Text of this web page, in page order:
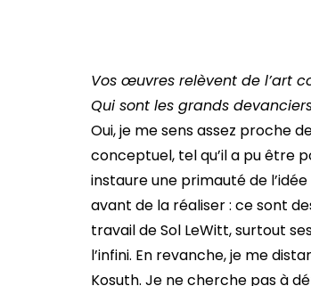
Vos œuvres relèvent de l’art
Qui sont les grands
Oui, je me sens assez proche
conceptuel, tel qu’il a pu être
instaure une primauté de
avant de la réaliser : ce sont
travail de Sol LeWitt, surtout
l’infini. En revanche, je me
Kosuth. Je ne cherche pas à